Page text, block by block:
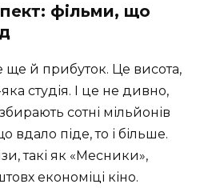
фільми, що
ще й прибуток. Це висота,
студія. І це не дивно,
сотні мільйонів
вдало піде, то і більше.
такі як «Месники»,
економіці кіно.